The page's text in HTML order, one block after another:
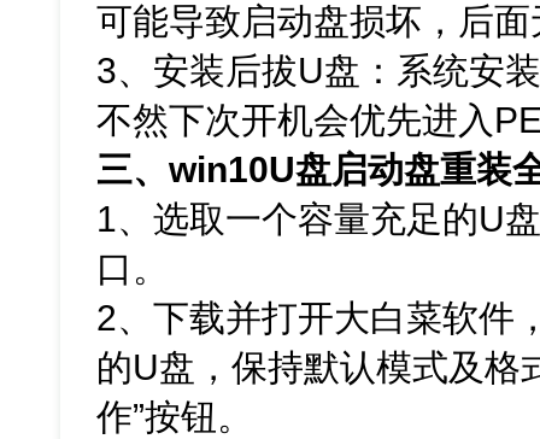
可能导致启动盘损坏，后
3、安装后拔U盘：系统安
不然下次开机会优先进入
三、win10U盘启动盘重装
1、选取一个容量充足的U
口。
2、下载并打开大白菜软件
的U盘，保持默认模式及格
作”按钮。